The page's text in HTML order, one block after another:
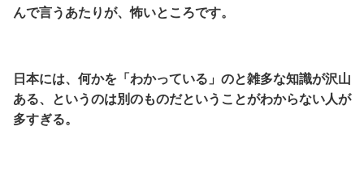
んで言うあたりが、怖いところです。
日本には、何かを「わかっている」のと雑多な知識が沢山
ある、というのは別のものだということがわからない人が
多すぎる。